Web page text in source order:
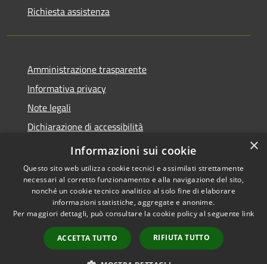
Richiesta assistenza
Amministrazione trasparente
Informativa privacy
Note legali
Dichiarazione di accessibilità
Link app municipium
Accessibilità
Copyright © 2026 • Comune di
Bardolino • Powered by
Municipium•
Accesso
redazione
×
Informazioni sui cookie
Questo sito web utilizza cookie tecnici e assimilati strettamente
necessari al corretto funzionamento e alla navigazione del sito,
nonché un cookie tecnico analitico al solo fine di elaborare
informazioni statistiche, aggregate e anonime.
Per maggiori dettagli, può consultare la cookie policy al seguente link
ACCETTA TUTTO RIFIUTA TUTTO